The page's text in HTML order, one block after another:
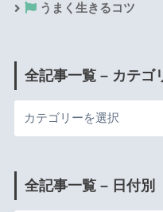
うまく生きるコツ
全記事一覧 – カテゴ
全記事一覧 – 日付別